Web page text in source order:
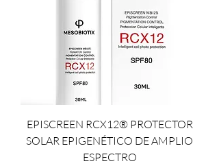
EPISCREEN RCX12® PROTECTOR
SOLAR EPIGENÉTICO DE AMPLIO
ESPECTRO